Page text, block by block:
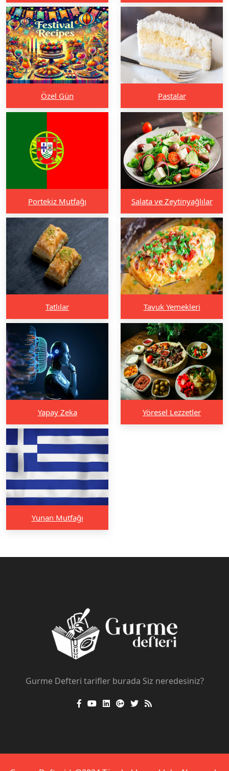
Özel Gün Pastalar
Portekiz Mutfağı Salata ve Zeytinyağlılar
Tatlılar Tavuk Yemekleri
Yapay Zeka Yöresel Lezzetler
Yunan Mutfağı
Gurme Defteri tarifler burada Siz neredesiniz?